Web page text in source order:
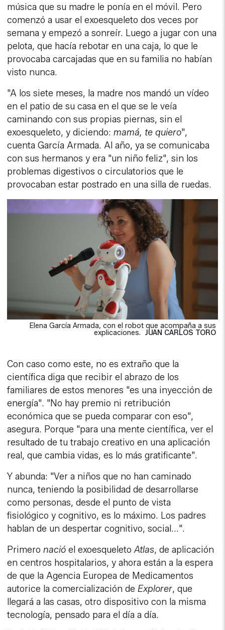
música que su madre le ponía en el móvil. Pero
comenzó a usar el exoesqueleto dos veces por
semana y empezó a sonreír. Luego a jugar con una
pelota, que hacía rebotar en una caja, lo que le
provocaba carcajadas que en su familia no habían
visto nunca.
"A los siete meses, la madre nos mandó un vídeo
en el patio de su casa en el que se le veía
caminando con sus propias piernas, sin el
exoesqueleto, y diciendo:mamá, te quiero",
cuenta García Armada. Al año, ya se comunicaba
con sus hermanos y era "un niño feliz", sin los
problemas digestivos o circulatorios que le
provocaban estar postrado en una silla de ruedas.
Elena García Armada, con el robot que acompaña a sus
explicaciones. JUAN CARLOS TORO
Con caso como este, no es extraño que la
científica diga que recibir el abrazo de los
familiares de estos menores "es una inyección de
energía". "No hay premio ni retribución
económica que se pueda comparar con eso",
asegura. Porque "para una mente científica, ver el
resultado de tu trabajo creativo en una aplicación
real, que cambia vidas, es lo más gratificante".
Y abunda: "Ver a niños que no han caminado
nunca, teniendo la posibilidad de desarrollarse
como personas, desde el punto de vista
fisiológico y cognitivo, es lo máximo. Los padres
hablan de un despertar cognitivo, social...".
Primeronació el exoesqueletoAtlas, de aplicación
en centros hospitalarios, y ahora están a la espera
de que la Agencia Europea de Medicamentos
autorice la comercialización deExplorer, que
llegará a las casas, otro dispositivo con la misma
tecnología, pensado para el día a día.